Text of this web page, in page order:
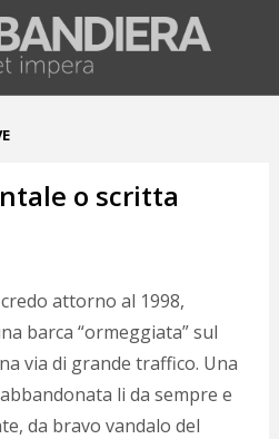
o scritta
attorno al 1998,
barca “ormeggiata” sul
via di grande traffico. Una
li da sempre e
da bravo vandalo del